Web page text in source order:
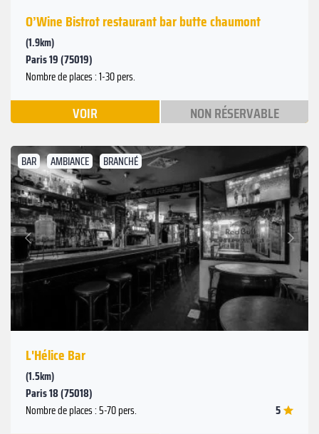
O’Wine Bistrot restaurant bar butte chaumont
(1.9km)
Paris 19 (75019)
Nombre de places : 1-30 pers.
VOIR NON RÉSERVABLE
BAR AMBIANCE BRANCHÉ
Précédent
Suivant
L'Hélice Bar
(1.5km)
Paris 18 (75018)
Nombre de places : 5-70 pers. 5